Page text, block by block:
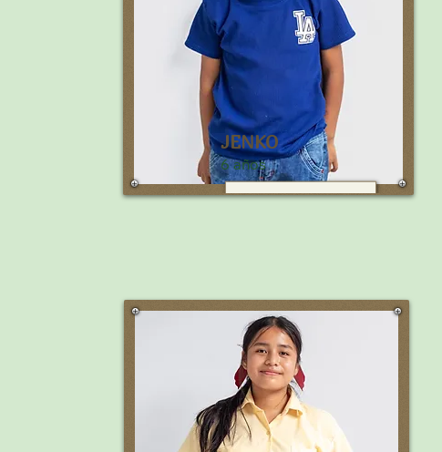
JENKO
6 años
THIAGO (9 años)
Color favorito:
¿Qué quieres ser cuando seas
grande?